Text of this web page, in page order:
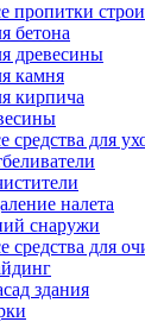
пропитки
бетона
древесины
камня
кирпича
средства для
налета
снаружи
средства для
здания